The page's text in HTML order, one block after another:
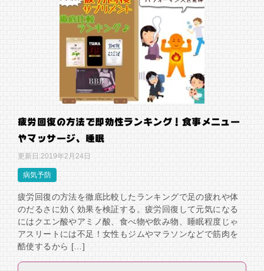
疲労回復の方法で即効性ランキング！食事メニュー
やマッサージ、睡眠
更新日:2019年2月24日
病気予防
疲労回復の方法を徹底比較したランキングで足の疲れや体
のだるさに効く効果を検証する。疲労回復して元気になる
にはクエン酸やアミノ酸、食べ物や飲み物、睡眠程度じゃ
アスリートには不足！女性もジムやマラソンなどで筋肉を
酷使するから […]